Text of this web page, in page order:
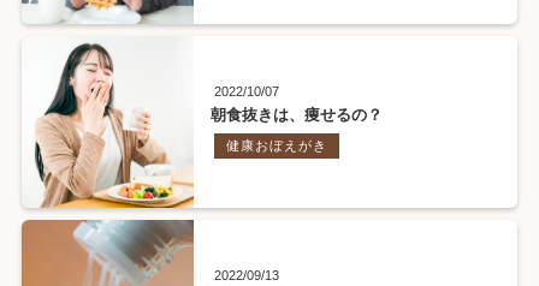
2022/10/07
朝食抜きは、痩せるの？
健康おぼえがき
2022/09/13